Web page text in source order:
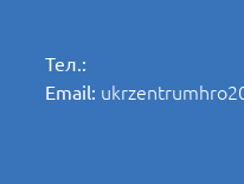
Тел.:
Email: